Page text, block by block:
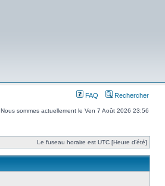
FAQ Rechercher
Nous sommes actuellement le Ven 7 Août 2026 23:56
Le fuseau horaire est UTC [Heure d’été]